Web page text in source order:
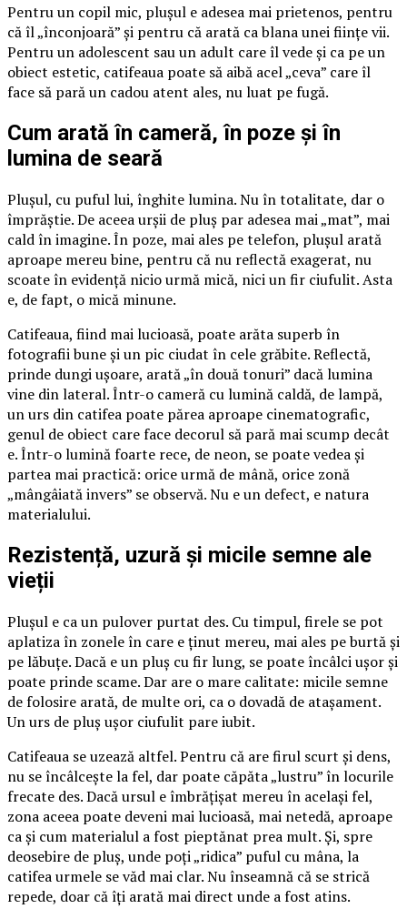
Pentru un copil mic, plușul e adesea mai prietenos, pentru
că îl „înconjoară” și pentru că arată ca blana unei ființe vii.
Pentru un adolescent sau un adult care îl vede și ca pe un
obiect estetic, catifeaua poate să aibă acel „ceva” care îl
face să pară un cadou atent ales, nu luat pe fugă.
Cum arată în cameră, în poze și în
lumina de seară
Plușul, cu puful lui, înghite lumina. Nu în totalitate, dar o
împrăștie. De aceea urșii de pluș par adesea mai „mat”, mai
cald în imagine. În poze, mai ales pe telefon, plușul arată
aproape mereu bine, pentru că nu reflectă exagerat, nu
scoate în evidență nicio urmă mică, nici un fir ciufulit. Asta
e, de fapt, o mică minune.
Catifeaua, fiind mai lucioasă, poate arăta superb în
fotografii bune și un pic ciudat în cele grăbite. Reflectă,
prinde dungi ușoare, arată „în două tonuri” dacă lumina
vine din lateral. Într-o cameră cu lumină caldă, de lampă,
un urs din catifea poate părea aproape cinematografic,
genul de obiect care face decorul să pară mai scump decât
e. Într-o lumină foarte rece, de neon, se poate vedea și
partea mai practică: orice urmă de mână, orice zonă
„mângâiată invers” se observă. Nu e un defect, e natura
materialului.
Rezistență, uzură și micile semne ale
vieții
Plușul e ca un pulover purtat des. Cu timpul, firele se pot
aplatiza în zonele în care e ținut mereu, mai ales pe burtă și
pe lăbuțe. Dacă e un pluș cu fir lung, se poate încâlci ușor și
poate prinde scame. Dar are o mare calitate: micile semne
de folosire arată, de multe ori, ca o dovadă de atașament.
Un urs de pluș ușor ciufulit pare iubit.
Catifeaua se uzează altfel. Pentru că are firul scurt și dens,
nu se încâlcește la fel, dar poate căpăta „lustru” în locurile
frecate des. Dacă ursul e îmbrățișat mereu în același fel,
zona aceea poate deveni mai lucioasă, mai netedă, aproape
ca și cum materialul a fost pieptănat prea mult. Și, spre
deosebire de pluș, unde poți „ridica” puful cu mâna, la
catifea urmele se văd mai clar. Nu înseamnă că se strică
repede, doar că îți arată mai direct unde a fost atins.